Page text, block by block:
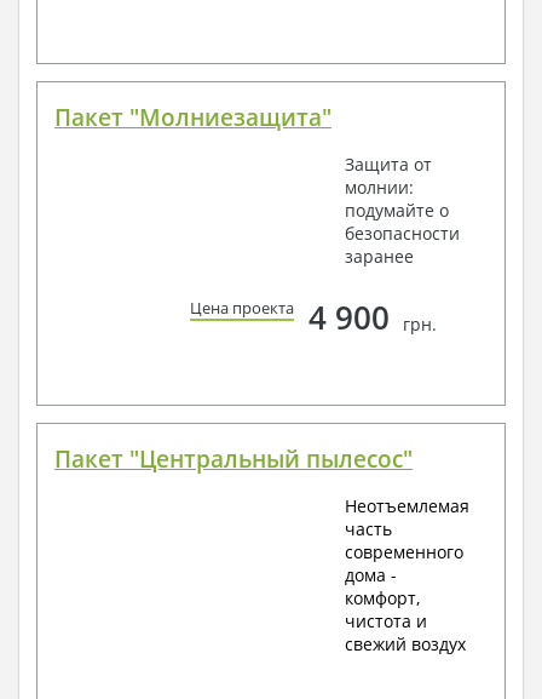
Пакет "Молниезащита"
Защита от
молнии:
подумайте о
безопасности
заранее
Цена проекта 4 900 грн.
Пакет "Центральный пылесос"
Неотъемлемая
часть
современного
дома -
комфорт,
чистота и
свежий воздух